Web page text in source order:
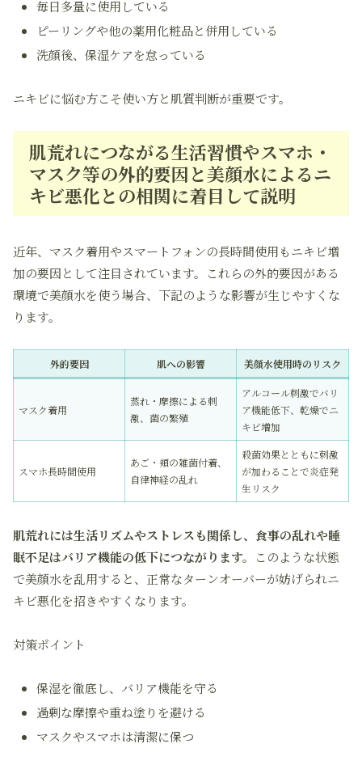
毎日多量に使用している
ピーリングや他の薬用化粧品と併用している
洗顔後、保湿ケアを怠っている
ニキビに悩む方こそ使い方と肌質判断が重要です。
肌荒れにつながる生活習慣やスマホ・
マスク等の外的要因と美顔水によるニ
キビ悪化との相関に着目して説明
近年、マスク着用やスマートフォンの長時間使用もニキビ増
加の要因として注目されています。これらの外的要因がある
環境で美顔水を使う場合、下記のような影響が生じやすくな
ります。
外的要因 肌への影響 美顔水使用時のリスク
マスク着用
蒸れ・摩擦による刺
激、菌の繁殖
アルコール刺激でバリ
ア機能低下、乾燥でニ
キビ増加
スマホ長時間使用
あご・頬の雑菌付着、
自律神経の乱れ
殺菌効果とともに刺激
が加わることで炎症発
生リスク
肌荒れには生活リズムやストレスも関係し、食事の乱れや睡
眠不足はバリア機能の低下につながります。
このような状態
で美顔水を乱用すると、正常なターンオーバーが妨げられニ
キビ悪化を招きやすくなります。
対策ポイント
保湿を徹底し、バリア機能を守る
過剰な摩擦や重ね塗りを避ける
マスクやスマホは清潔に保つ